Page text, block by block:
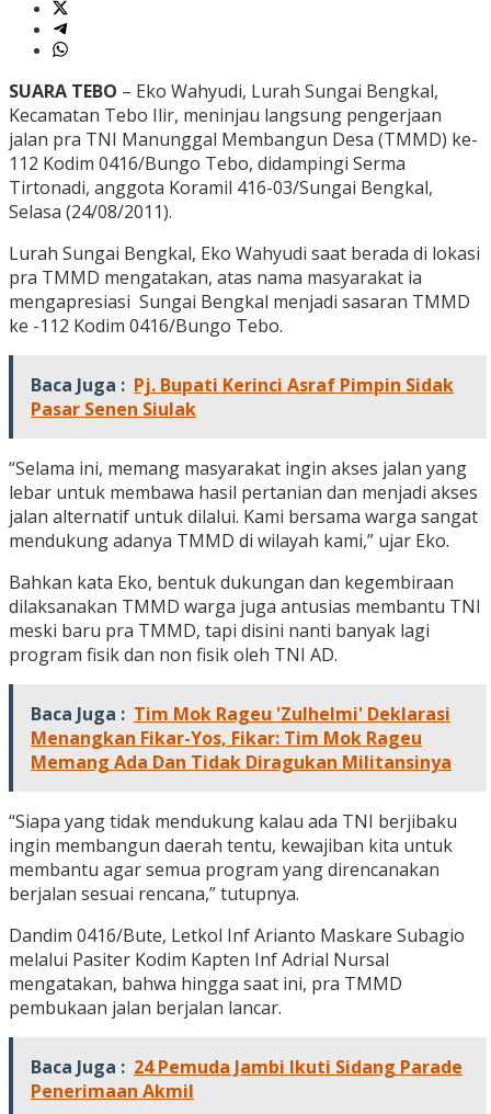
SUARA TEBO – Eko Wahyudi, Lurah Sungai Bengkal,
Kecamatan Tebo Ilir, meninjau langsung pengerjaan
jalan pra TNI Manunggal Membangun Desa (TMMD) ke-
112 Kodim 0416/Bungo Tebo, didampingi Serma
Tirtonadi, anggota Koramil 416-03/Sungai Bengkal,
Selasa (24/08/2011).
Lurah Sungai Bengkal, Eko Wahyudi saat berada di lokasi
pra TMMD mengatakan, atas nama masyarakat ia
mengapresiasi Sungai Bengkal menjadi sasaran TMMD
ke -112 Kodim 0416/Bungo Tebo.
Baca Juga : Pj. Bupati Kerinci Asraf Pimpin Sidak
Pasar Senen Siulak
“Selama ini, memang masyarakat ingin akses jalan yang
lebar untuk membawa hasil pertanian dan menjadi akses
jalan alternatif untuk dilalui. Kami bersama warga sangat
mendukung adanya TMMD di wilayah kami,” ujar Eko.
Bahkan kata Eko, bentuk dukungan dan kegembiraan
dilaksanakan TMMD warga juga antusias membantu TNI
meski baru pra TMMD, tapi disini nanti banyak lagi
program fisik dan non fisik oleh TNI AD.
Baca Juga : Tim Mok Rageu 'Zulhelmi' Deklarasi
Menangkan Fikar-Yos, Fikar: Tim Mok Rageu
Memang Ada Dan Tidak Diragukan Militansinya
“Siapa yang tidak mendukung kalau ada TNI berjibaku
ingin membangun daerah tentu, kewajiban kita untuk
membantu agar semua program yang direncanakan
berjalan sesuai rencana,” tutupnya.
Dandim 0416/Bute, Letkol Inf Arianto Maskare Subagio
melalui Pasiter Kodim Kapten Inf Adrial Nursal
mengatakan, bahwa hingga saat ini, pra TMMD
pembukaan jalan berjalan lancar.
Baca Juga : 24 Pemuda Jambi Ikuti Sidang Parade
Penerimaan Akmil